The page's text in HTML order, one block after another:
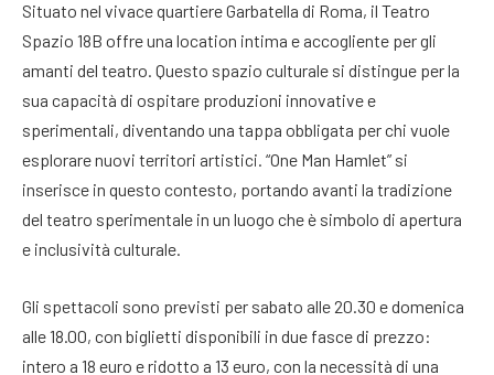
Situato nel vivace quartiere Garbatella di Roma, il Teatro
Spazio 18B offre una location intima e accogliente per gli
amanti del teatro. Questo spazio culturale si distingue per la
sua capacità di ospitare produzioni innovative e
sperimentali, diventando una tappa obbligata per chi vuole
esplorare nuovi territori artistici. “One Man Hamlet” si
inserisce in questo contesto, portando avanti la tradizione
del teatro sperimentale in un luogo che è simbolo di apertura
e inclusività culturale.
Gli spettacoli sono previsti per sabato alle 20.30 e domenica
alle 18.00, con biglietti disponibili in due fasce di prezzo:
intero a 18 euro e ridotto a 13 euro, con la necessità di una